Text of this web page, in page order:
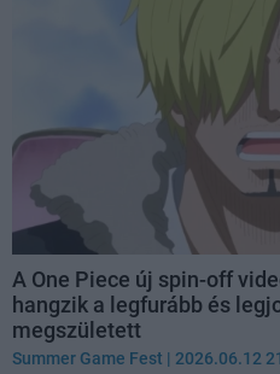
A One Piece új spin-off
hangzik a legfurább és
megszületett
Summer Game Fest | 2026.06.12